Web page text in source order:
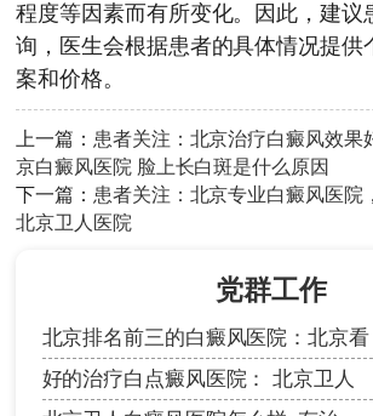
程度等因素而有所变化。因此，建议
询，医生会根据患者的具体情况提供
案和价格。
上一篇： 患者关注：北京治疗白癜风效果
京白癜风医院 脸上长白斑是什么原因
下一篇： 患者关注：北京专业白癜风医院
北京卫人医院
党群工作
北京排名前三的白癜风医院：北京看
好的治疗白点癜风医院： 北京卫人